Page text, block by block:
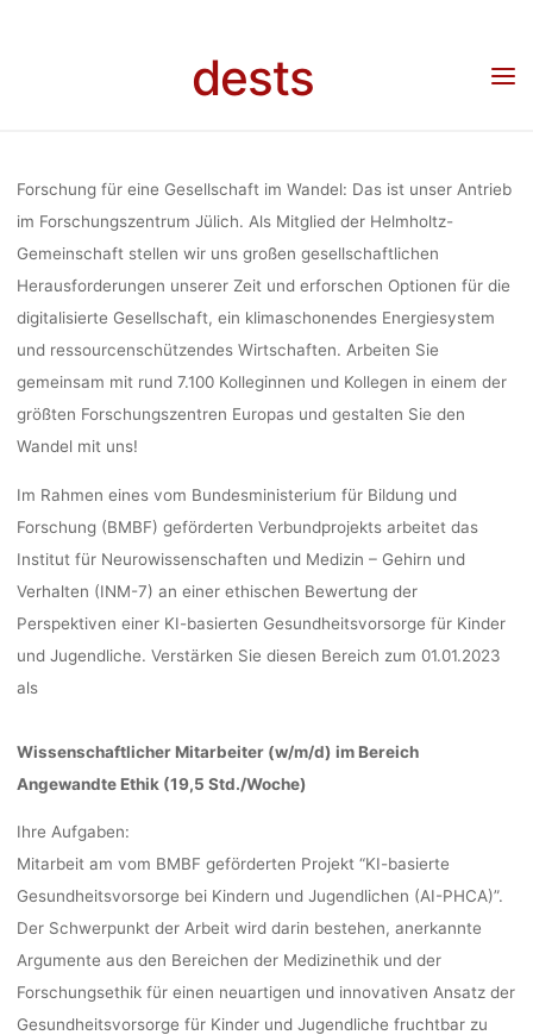
dests
BEREICH
ETHIK
STD./
lynn 12. Oktober
Stellenangebot: Wissenschaftlicher Mitarbeiter (w/m/d) im
Forschung für eine Gesellschaft im Wandel: Das ist unser Antrieb
im Forschungszentrum Jülich. Als Mitglied der Helmholtz-
Gemeinschaft stellen wir uns großen gesellschaftlichen
Herausforderungen unserer Zeit und erforschen Optionen für die
digitalisierte Gesellschaft, ein klimaschonendes Energiesystem
und ressourcenschützendes Wirtschaften. Arbeiten Sie
gemeinsam mit rund 7.100 Kolleginnen und Kollegen in einem der
größten Forschungszentren Europas und gestalten Sie den
Wandel mit uns!
Im Rahmen eines vom Bundesministerium für Bildung und
Forschung (BMBF) geförderten Verbundprojekts arbeitet das
Institut für Neurowissenschaften und Medizin – Gehirn und
Verhalten (INM-7) an einer ethischen Bewertung der
Perspektiven einer KI-basierten Gesundheitsvorsorge für Kinder
und Jugendliche. Verstärken Sie diesen Bereich zum 01.01.2023
als
Wissenschaftlicher Mitarbeiter (w/m/d) im Bereich
Angewandte Ethik (19,5 Std./Woche)
Ihre Aufgaben:
Mitarbeit am vom BMBF geförderten Projekt “KI-basierte
Gesundheitsvorsorge bei Kindern und Jugendlichen (AI-PHCA)”.
Der Schwerpunkt der Arbeit wird darin bestehen, anerkannte
Argumente aus den Bereichen der Medizinethik und der
Forschungsethik für einen neuartigen und innovativen Ansatz der
Gesundheitsvorsorge für Kinder und Jugendliche fruchtbar zu